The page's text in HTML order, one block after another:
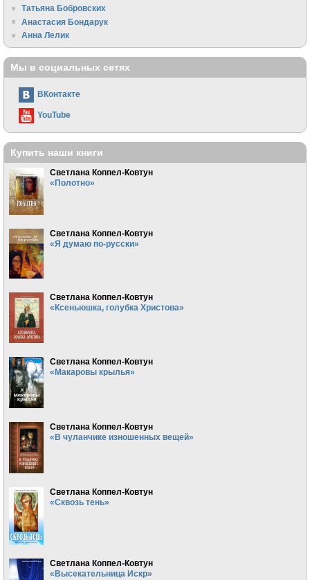
Татьяна Бобровских
Анастасия Бондарук
Анна Лелик
Мы в социальных сетях
ВКонтакте
YouTube
Купить наши книги
Светлана Коппел-Ковтун
«Полотно»
Светлана Коппел-Ковтун
«Я думаю по-русски»
Светлана Коппел-Ковтун
«Ксеньюшка, голубка Христова»
Светлана Коппел-Ковтун
«Макаровы крылья»
Светлана Коппел-Ковтун
«В чуланчике изношенных вещей»
Светлана Коппел-Ковтун
«Сквозь тень»
Светлана Коппел-Ковтун
«Высекательница Искр»